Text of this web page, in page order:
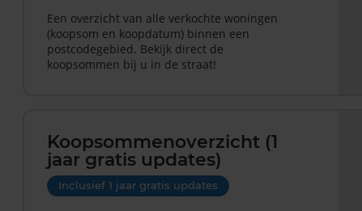
Een overzicht van alle verkochte woningen
(koopsom en koopdatum) binnen een
postcodegebied. Bekijk direct de
koopsommen bij u in de straat!
Koopsommenoverzicht (1
jaar gratis updates)
Inclusief 1 jaar gratis updates